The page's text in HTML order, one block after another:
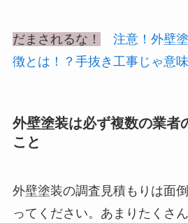
だまされるな！
注意！外壁
徴とは！？手抜き工事じゃ意味
外壁塗装は必ず複数の業者
こと
外壁塗装の調査見積もりは面
ってください。あまりたくさ